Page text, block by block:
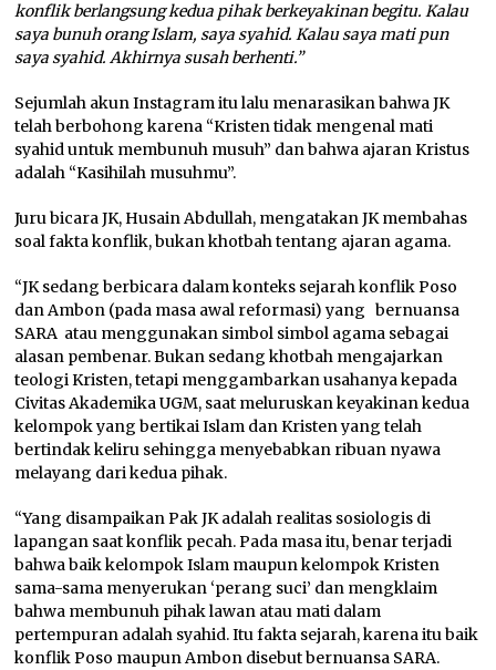
konflik berlangsung kedua pihak berkeyakinan begitu. Kalau
saya bunuh orang Islam, saya syahid. Kalau saya mati pun
saya syahid. Akhirnya susah berhenti.”
Sejumlah akun Instagram itu lalu menarasikan bahwa JK
telah berbohong karena “Kristen tidak mengenal mati
syahid untuk membunuh musuh” dan bahwa ajaran Kristus
adalah “Kasihilah musuhmu”.
Juru bicara JK, Husain Abdullah, mengatakan JK membahas
soal fakta konflik, bukan khotbah tentang ajaran agama.
“JK sedang berbicara dalam konteks sejarah konflik Poso
dan Ambon (pada masa awal reformasi) yang bernuansa
SARA atau menggunakan simbol simbol agama sebagai
alasan pembenar. Bukan sedang khotbah mengajarkan
teologi Kristen, tetapi menggambarkan usahanya kepada
Civitas Akademika UGM, saat meluruskan keyakinan kedua
kelompok yang bertikai Islam dan Kristen yang telah
bertindak keliru sehingga menyebabkan ribuan nyawa
melayang dari kedua pihak.
“Yang disampaikan Pak JK adalah realitas sosiologis di
lapangan saat konflik pecah. Pada masa itu, benar terjadi
bahwa baik kelompok Islam maupun kelompok Kristen
sama-sama menyerukan ‘perang suci’ dan mengklaim
bahwa membunuh pihak lawan atau mati dalam
pertempuran adalah syahid. Itu fakta sejarah, karena itu baik
konflik Poso maupun Ambon disebut bernuansa SARA.